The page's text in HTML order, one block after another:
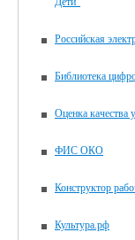
Российская
Библиотека
Оценка качества
ФИС ОКО
Конструктор
Культура.рф